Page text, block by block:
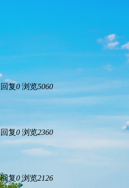
回复0 浏览5060
回复0 浏览2360
回复0 浏览2126